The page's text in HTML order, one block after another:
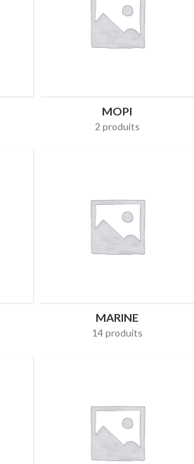
MOPI
2 produits
MARINE
14 produits